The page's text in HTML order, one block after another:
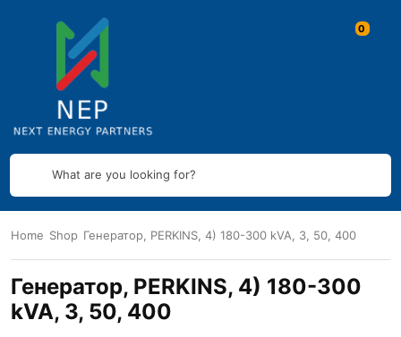
What are you looking for?
Home Shop Генератор, PERKINS, 4) 180-300 kVA, 3, 50, 400
Генератор, PERKINS, 4) 180-300
kVA, 3, 50, 400